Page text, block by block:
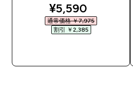
discounted price
¥5,590‎
通常価格 ￥7,975‎
割引 ￥2,385‎